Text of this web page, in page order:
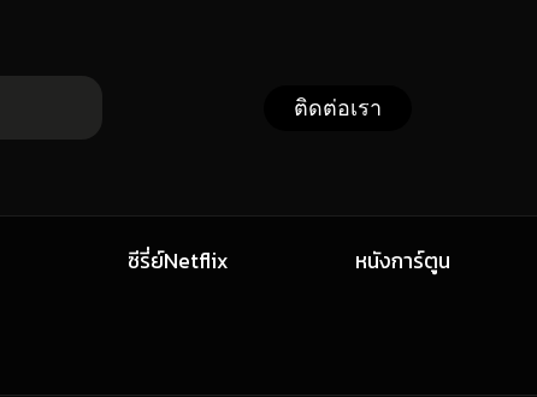
ติดต่อเรา
ซีรี่ย์Netflix หนังการ์ตูน